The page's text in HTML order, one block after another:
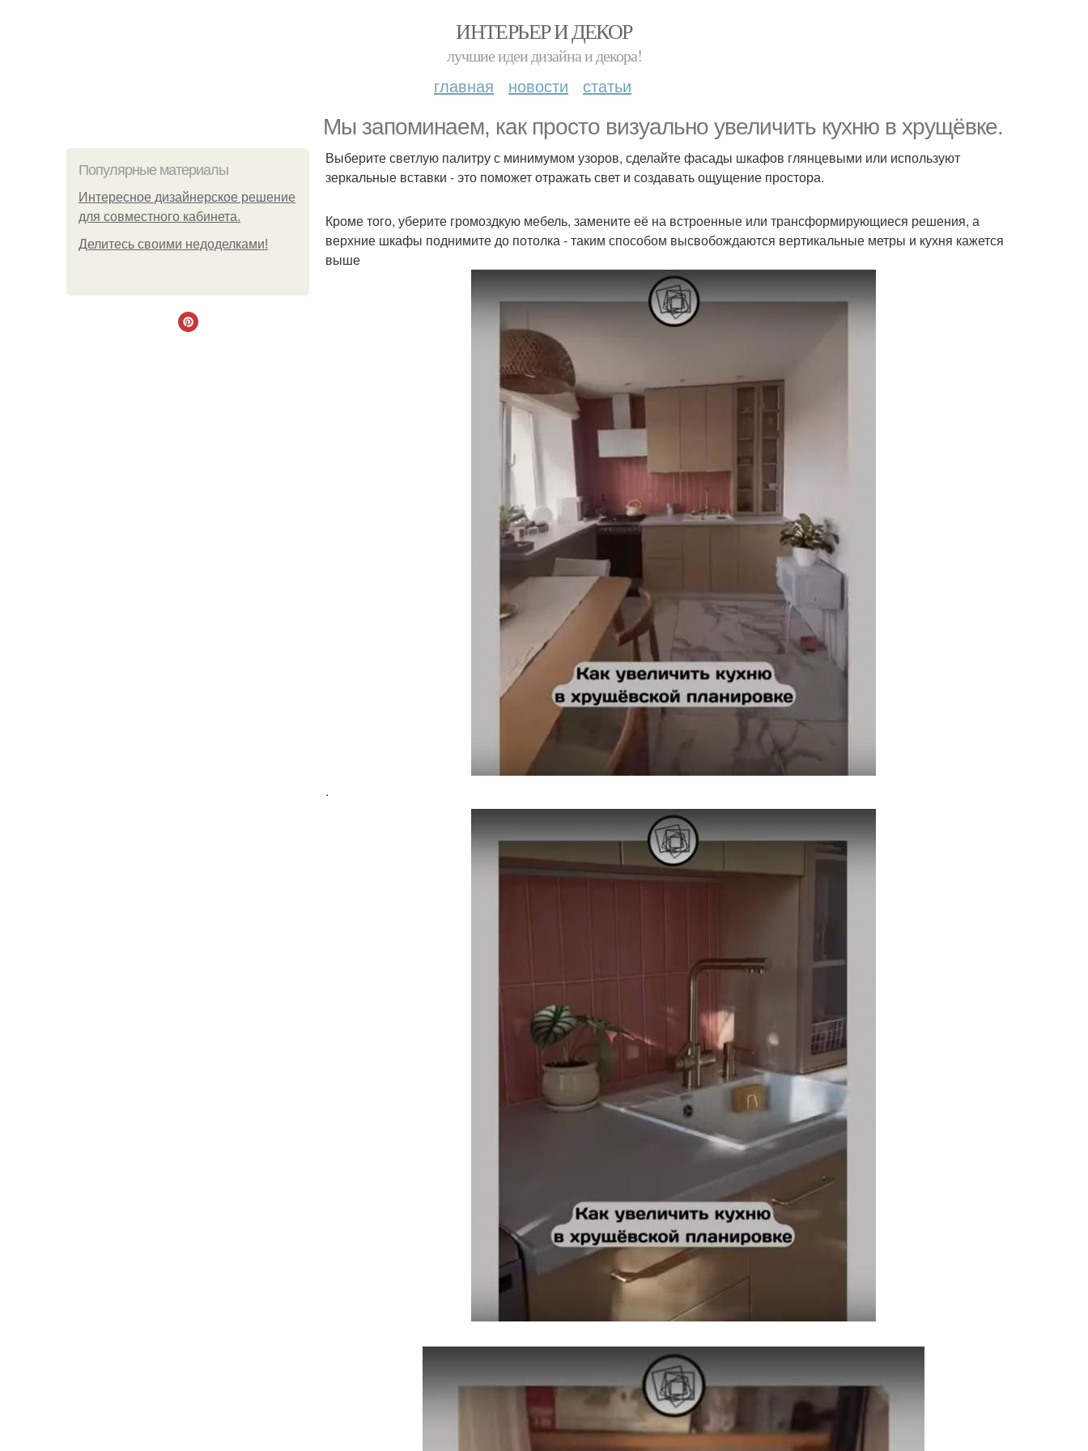
ИНТЕРЬЕР И ДЕКОР
лучшие идеи дизайна и декора!
главная новости статьи
Мы запоминаем, как просто визуально увеличить кухню в хрущёвке.
Популярные материалы
Интересное дизайнерское решение
для совместного кабинета.
Делитесь своими недоделками!
Выберите светлую палитру с минимумом узоров, сделайте фасады шкафов глянцевыми или используют
зеркальные вставки - это поможет отражать свет и создавать ощущение простора.
Кроме того, уберите громоздкую мебель, замените её на встроенные или трансформирующиеся решения, а
верхние шкафы поднимите до потолка - таким способом высвобождаются вертикальные метры и кухня кажется
выше
.